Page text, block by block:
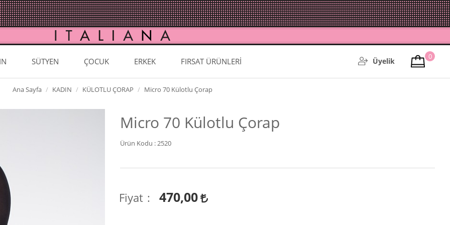
SÜTYEN ÇOCUK ERKEK FIRSAT ÜRÜNLERİ Üyelik 0
Ana Sayfa KADIN KÜLOTLU ÇORAP Micro 70 Külotlu Çorap
Micro 70 Külotlu Çorap
Ürün Kodu :2520
Fiyat 470,00